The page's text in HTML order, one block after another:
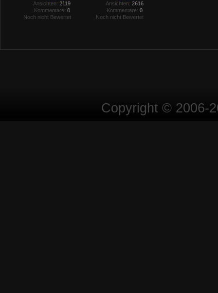
Ansichten: 2119
Kommentare: 0
Noch nicht Bewertet
Ansichten: 2616
Kommentare: 0
Noch nicht Bewertet
Copyright © 2006-